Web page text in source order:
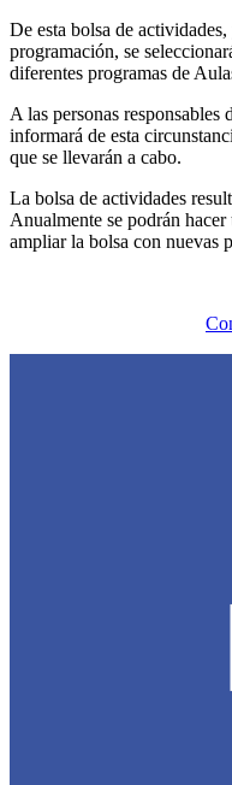
De esta bolsa de
programación, se
diferentes programas de
A las personas responsables
informará de esta
que se llevarán a cabo.
La bolsa de actividades
Anualmente se podrán
ampliar la bolsa con nuevas